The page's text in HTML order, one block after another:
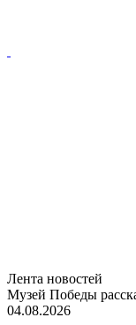
Лента новостей
Музей Победы
04.08.2026